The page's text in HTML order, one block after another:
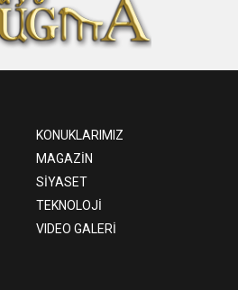
KONUKLARIMIZ
MAGAZİN
SİYASET
TEKNOLOJİ
VIDEO GALERİ